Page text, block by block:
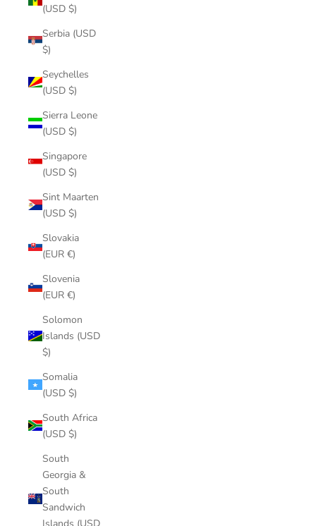
(USD $)
Serbia (USD
$)
Seychelles
(USD $)
Sierra Leone
(USD $)
Singapore
(USD $)
Sint Maarten
(USD $)
Slovakia
(EUR €)
Slovenia
(EUR €)
Solomon
Islands (USD
$)
Somalia
(USD $)
South Africa
(USD $)
South
Georgia &
South
Sandwich